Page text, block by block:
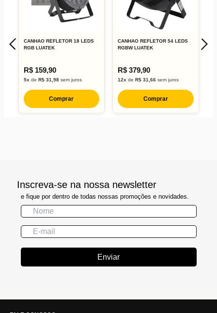
CANHAO REFLETOR 18 LEDS
RGB LUATEK
R$ 159,90
5x de R$ 31,98sem juros
Comprar
CANHAO REFLETOR 54 LEDS
RGBW LUATEK
R$ 379,90
12x deR$ 31,66 sem juros
Comprar
Inscreva-se na nossa newsletter
e fique por dentro de todas nossas promoções e novidades.
Enviar